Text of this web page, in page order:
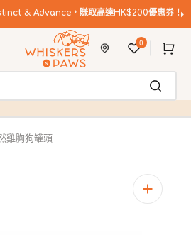
& Advance，賺取高達HK$200優惠券！
0
購
物
雞胸狗罐頭